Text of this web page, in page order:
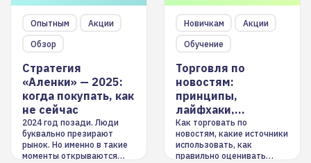
Опытным
Акции
Обзор
Стратегия
«Аленки» — 2025:
когда покупать, как
не сейчас
2024 год позади. Люди
буквально презирают
рынок. Но именно в такие
моменты открываются
Новичкам
Акции
Обучение
Торговля по
новостям:
принципы,
лайфхаки,
инструменты
Как торговать по
новостям, какие источники
использовать, как
правильно оценивать